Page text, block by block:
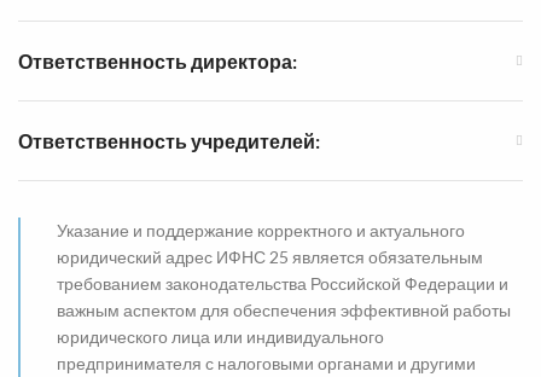
Ответственность директора:
Ответственность учредителей:
Указание и поддержание корректного и актуального
юридический адрес ИФНС 25 является обязательным
требованием законодательства Российской Федерации и
важным аспектом для обеспечения эффективной работы
юридического лица или индивидуального
предпринимателя с налоговыми органами и другими